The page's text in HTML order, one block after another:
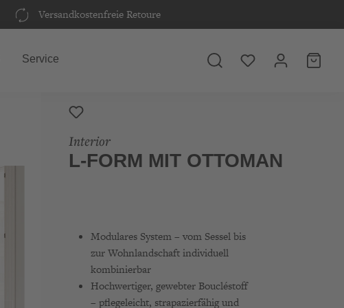
Versandkostenfreie Retoure
Service
Interior
L-FORM MIT OTTOMAN
Modulares System – vom Sessel bis
zur Wohnlandschaft individuell
kombinierbar
Hochwertiger, gewebter Boucléstoff
– pflegeleicht, strapazierfähig und